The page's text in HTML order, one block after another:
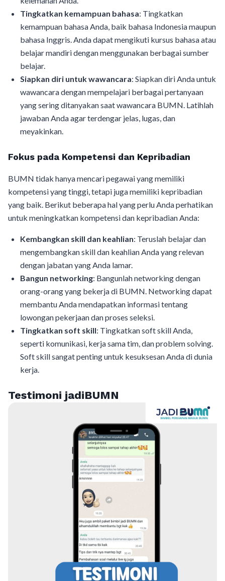
Tingkatkan kemampuan bahasa: Tingkatkan
kemampuan bahasa Anda, baik bahasa Indonesia maupun
bahasa Inggris. Anda dapat mengikuti kursus bahasa atau
belajar mandiri dengan menggunakan berbagai sumber
belajar.
Siapkan diri untuk wawancara: Siapkan diri Anda untuk
wawancara dengan mempelajari berbagai pertanyaan
yang sering ditanyakan saat wawancara BUMN. Latihlah
jawaban Anda agar terdengar jelas, lugas, dan
meyakinkan.
Fokus pada Kompetensi dan Kepribadian
BUMN tidak hanya mencari pegawai yang memiliki
kompetensi yang tinggi, tetapi juga memiliki kepribadian
yang baik. Berikut beberapa hal yang perlu Anda perhatikan
untuk meningkatkan kompetensi dan kepribadian Anda:
Kembangkan skill dan keahlian: Teruslah belajar dan
mengembangkan skill dan keahlian Anda yang relevan
dengan jabatan yang Anda lamar.
Bangun networking: Bangunlah networking dengan
orang-orang yang bekerja di BUMN. Networking dapat
membantu Anda mendapatkan informasi tentang
lowongan pekerjaan dan proses seleksi.
Tingkatkan soft skill: Tingkatkan soft skill Anda,
seperti komunikasi, kerja sama tim, dan problem solving.
Soft skill sangat penting untuk kesuksesan Anda di dunia
kerja.
Testimoni jadiBUMN